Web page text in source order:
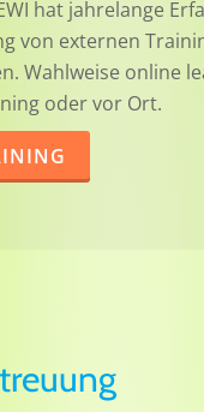
hat jahrelange
von externen
Wahlweise online
oder vor Ort.